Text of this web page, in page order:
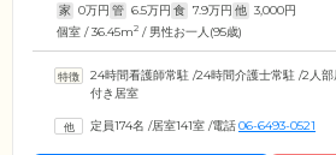
家 0万円 管 6.5万円 食 7.9万円 他 3,000円
個室 / 36.45m2 / 男性お一人(95歳)
24時間看護師常駐 /24時間介護士常駐 /2人部
付き居室
定員174名 /居室141室 /電話06-6493-0521